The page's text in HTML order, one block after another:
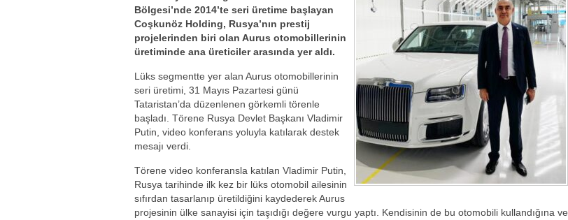
Bölgesi’nde 2014’te seri üretime başlayan
Coşkunöz Holding, Rusya’nın prestij
projelerinden biri olan Aurus otomobillerinin
üretiminde ana üreticiler arasında yer aldı.
Lüks segmentte yer alan Aurus otomobillerinin
seri üretimi, 31 Mayıs Pazartesi günü
Tataristan’da düzenlenen görkemli törenle
başladı. Törene Rusya Devlet Başkanı Vladimir
Putin, video konferans yoluyla katılarak destek
mesajı verdi.
Törene video konferansla katılan Vladimir Putin,
Rusya tarihinde ilk kez bir lüks otomobil ailesinin
sıfırdan tasarlanıp üretildiğini kaydederek Aurus
projesinin ülke sanayisi için taşıdığı değere vurgu yaptı. Kendisinin de bu otomobili kullandığına ve